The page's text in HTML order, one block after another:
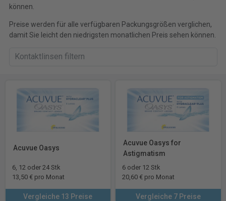
können.
Preise werden für alle verfügbaren Packungsgrößen verglichen,
damit Sie leicht den niedrigsten monatlichen Preis sehen können.
Acuvue Oasys
6, 12 oder 24 Stk
13,50 € pro Monat
Vergleiche 13 Preise
Acuvue Oasys for
Astigmatism
6 oder 12 Stk
20,60 € pro Monat
Vergleiche 7 Preise